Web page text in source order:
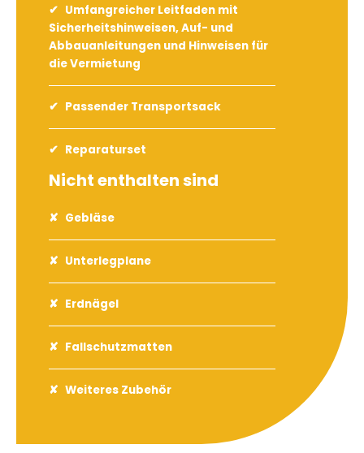
Umfangreicher Leitfaden mit
Sicherheitshinweisen, Auf- und
Abbauanleitungen und Hinweisen für
die Vermietung
Passender Transportsack
Reparaturset
Nicht enthalten sind
Gebläse
Unterlegplane
Erdnägel
Fallschutzmatten
Weiteres Zubehör